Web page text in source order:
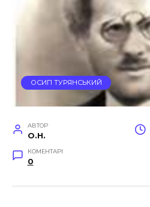
ОСИП ТУРЯНСЬКИЙ
АВТОР
O.H.
КОМЕНТАРІ
0